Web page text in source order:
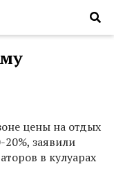
цены на отдых
заявили
в кулуарах